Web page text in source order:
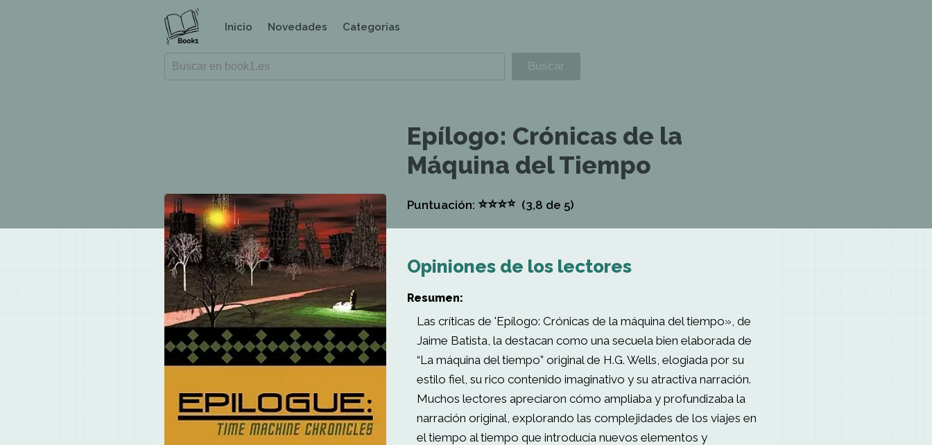
Inicio Novedades Categorías
Epílogo: Crónicas de la
Máquina del Tiempo
Puntuación: ⭐⭐⭐⭐ (3,8 de 5)
Opiniones de los lectores
Resumen:
Las críticas de 'Epílogo: Crónicas de la máquina del tiempo», de
Jaime Batista, la destacan como una secuela bien elaborada de
“La máquina del tiempo” original de H.G. Wells, elogiada por su
estilo fiel, su rico contenido imaginativo y su atractiva narración.
Muchos lectores apreciaron cómo ampliaba y profundizaba la
narración original, explorando las complejidades de los viajes en
el tiempo al tiempo que introducía nuevos elementos y